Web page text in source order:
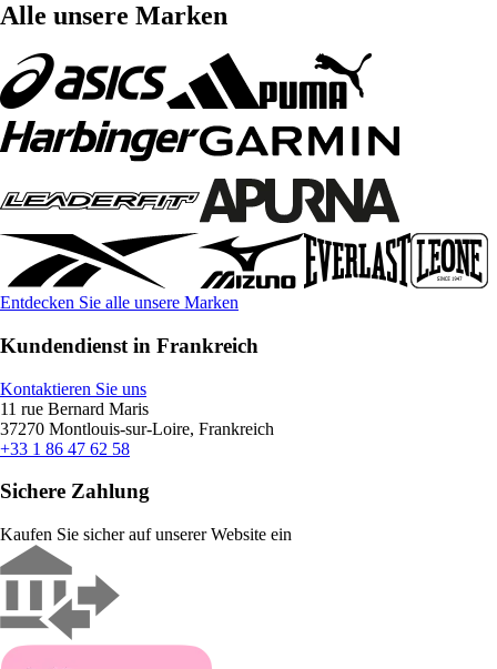
Alle unsere Marken
Entdecken Sie alle unsere Marken
Kundendienst in Frankreich
Kontaktieren Sie uns
11 rue Bernard Maris
37270 Montlouis-sur-Loire, Frankreich
+33 1 86 47 62 58
Sichere Zahlung
Kaufen Sie sicher auf unserer Website ein